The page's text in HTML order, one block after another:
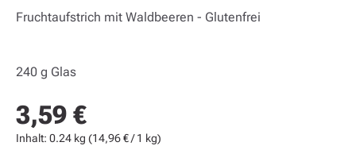
Fruchtaufstrich mit Waldbeeren - Glutenfrei
240 g Glas
Regulärer Preis:
3,59 €
Inhalt: 0.24 kg (14,96 € / 1 kg)